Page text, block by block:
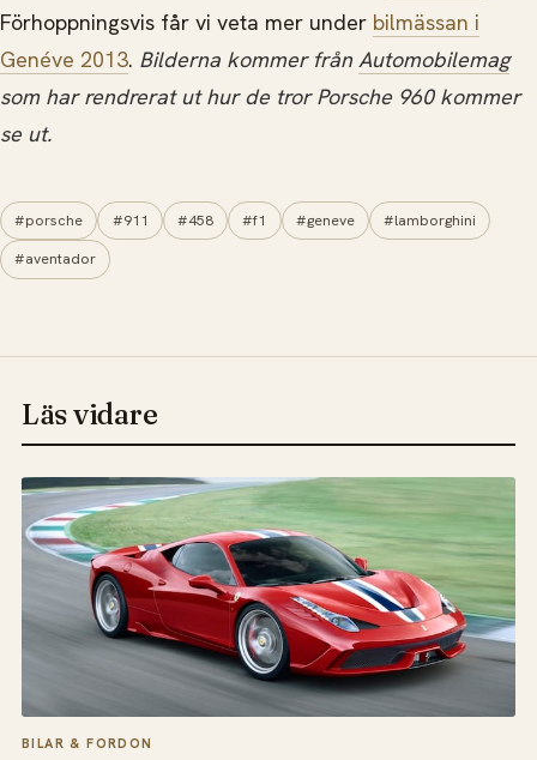
Förhoppningsvis får vi veta mer under bilmässan i
Genéve 2013. Bilderna kommer från Automobilemag
som har rendrerat ut hur de tror Porsche 960 kommer
se ut.
#porsche #911 #458 #f1 #geneve #lamborghini
#aventador
Läs vidare
BILAR & FORDON